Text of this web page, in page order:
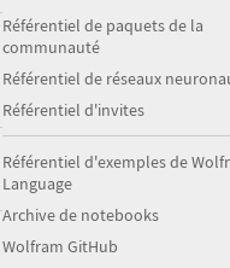
Référentiel de paquets de la
communauté
Référentiel de réseaux
Référentiel d'invites
Référentiel d'exemples de
Language
Archive de notebooks
Wolfram GitHub